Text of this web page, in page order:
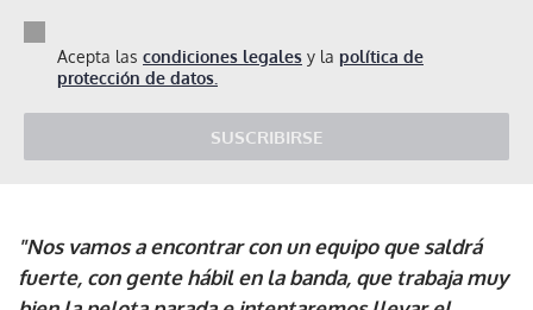
Acepta las condiciones legales y la política de
protección de datos.
SUSCRIBIRSE
"Nos vamos a encontrar con un equipo que saldrá
fuerte, con gente hábil en la banda, que trabaja muy